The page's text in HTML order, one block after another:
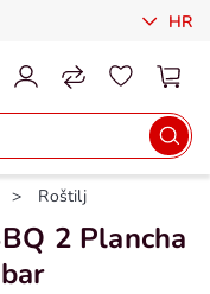
HR
Roštilj
2 Plancha